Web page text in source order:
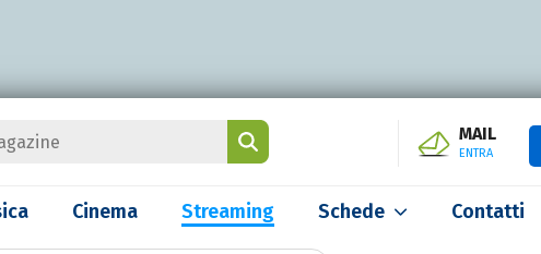
MAIL
ENTRA
Cinema Streaming Schede Contatti